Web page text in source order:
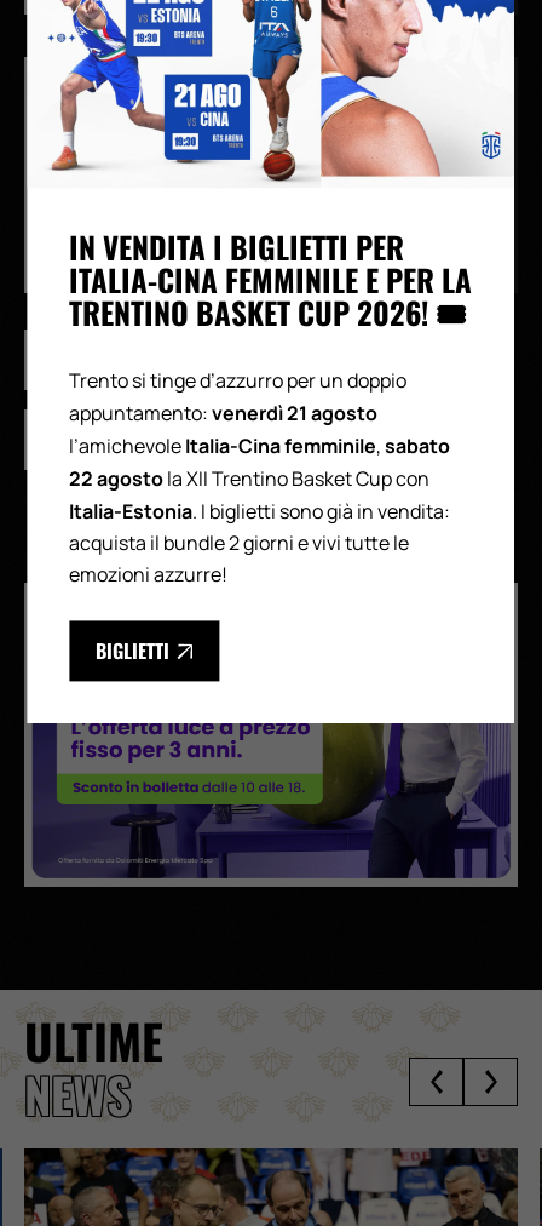
LBA PO - Giornata 4
24/05 17:00
Dolomiti Energia Trento 90 Virtus Olidata Bologna
GALLERY IN CASA
SINCRONIZZA CALENDARIO
ULTIME
NEWS
IN VENDITA I BIGLIETTI PER
ITALIA-CINA FEMMINILE E PER LA
TRENTINO BASKET CUP 2026! 🎟️
Trento si tinge d’azzurro per un doppio
appuntamento:venerdì 21 agosto
l’amichevoleItalia-Cina femminile,sabato
22 agostola XII Trentino Basket Cup con
Italia-Estonia. I biglietti sono già in vendita:
acquista il bundle 2 giorni e vivi tutte le
emozioni azzurre!
BIGLIETTI